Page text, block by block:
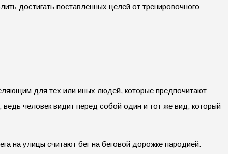
достигать поставленных целей от тренировочного
для тех или иных людей, которые предпочитают
человек видит перед собой один и тот же вид, который
на улицы считают бег на беговой дорожке пародией.